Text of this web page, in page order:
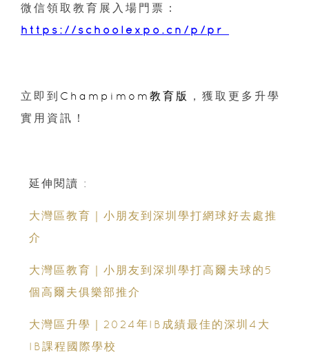
微信領取教育展入場門票：
https://schoolexpo.cn/p/pr
立即到 Champimom教育版
，獲取更多升學
實用資訊！
延伸閱讀 :
大灣區教育｜小朋友到深圳學打網球好去處推
介
大灣區教育｜小朋友到深圳學打高爾夫球的5
個高爾夫俱樂部推介
大灣區升學｜2024年IB成績最佳的深圳4大
IB課程國際學校